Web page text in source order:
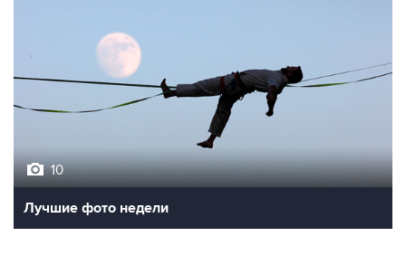
10
Лучшие фото недели